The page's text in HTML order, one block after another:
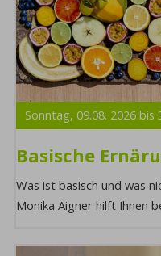
Sonntag,09.08. 2026 bis
Basische
Was ist basisch und was
Monika Aigner hilft Ihnen